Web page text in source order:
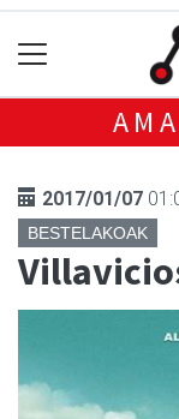
2017/01/07
BESTELAKOAK